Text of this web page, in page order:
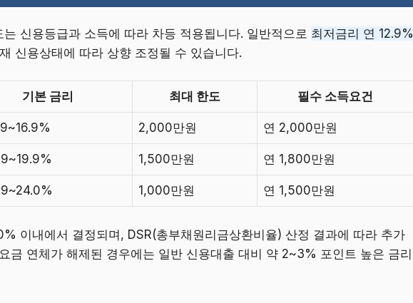
신용등급과 소득에 따라 차등 적용됩니다. 일반적으로 최저금리 연 12.9%
신용상태에 따라 상향 조정될 수 있습니다.
기본 금리 최대 한도 필수 소득요건
2,000만원 연 2,000만원
1,500만원 연 1,800만원
1,000만원 연 1,500만원
이내에서 결정되며, DSR(총부채원리금상환비율) 산정 결과에 따라 추가
금 연체가 해제된 경우에는 일반 신용대출 대비 약 2~3% 포인트 높은 금리